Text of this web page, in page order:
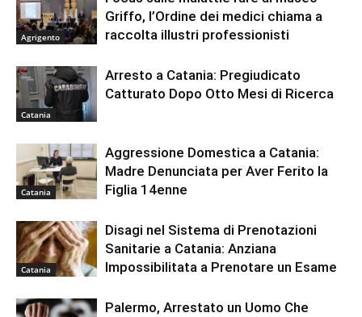
Agrigento
Griffo, l’Ordine dei medici chiama a
raccolta illustri professionisti
Catania
Arresto a Catania: Pregiudicato
Catturato Dopo Otto Mesi di Ricerca
Catania
Aggressione Domestica a Catania:
Madre Denunciata per Aver Ferito la
Figlia 14enne
Catania
Disagi nel Sistema di Prenotazioni
Sanitarie a Catania: Anziana
Impossibilitata a Prenotare un Esame
Palermo, Arrestato un Uomo Che